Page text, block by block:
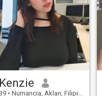
• Numancia, Aklan, Filipinas